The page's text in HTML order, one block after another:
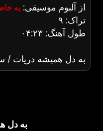
از آلبوم موسیقی: به
تراک: ۹
طول آهنگ: ۰۴:۲۳
به دل همیشه دریات /
به دل